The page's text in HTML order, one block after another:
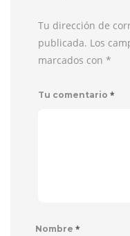
Tu dirección de
publicada. Los
marcados con *
Tu comentario *
Nombre *